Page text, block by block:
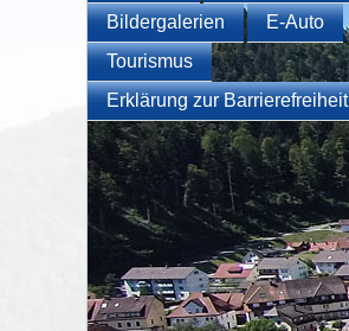
Bildergalerien
E-Auto
Tourismus
Erklärung zur Barrierefreiheit